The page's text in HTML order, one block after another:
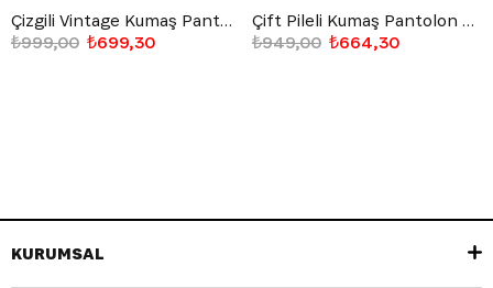
Çizgili Vintage Kumaş Pantolon Lacivert
₺699,30
₺999,00
Çift Pileli Kumaş Pantolon Siyah
₺664,30
₺949,00
KURUMSAL